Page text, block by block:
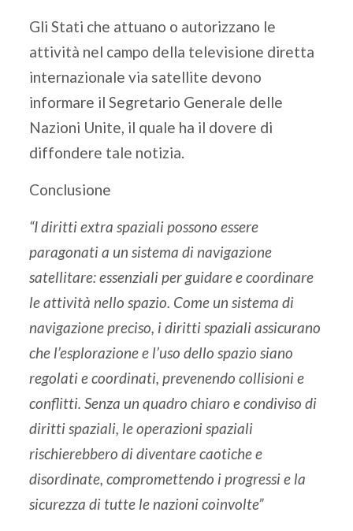
Gli Stati che attuano o autorizzano le
attività nel campo della televisione diretta
internazionale via satellite devono
informare il Segretario Generale delle
Nazioni Unite, il quale ha il dovere di
diffondere tale notizia.
Conclusione
“I diritti extra spaziali possono essere
paragonati a un sistema di navigazione
satellitare: essenziali per guidare e coordinare
le attività nello spazio. Come un sistema di
navigazione preciso, i diritti spaziali assicurano
che l’esplorazione e l’uso dello spazio siano
regolati e coordinati, prevenendo collisioni e
conflitti. Senza un quadro chiaro e condiviso di
diritti spaziali, le operazioni spaziali
rischierebbero di diventare caotiche e
disordinate, compromettendo i progressi e la
sicurezza di tutte le nazioni coinvolte”